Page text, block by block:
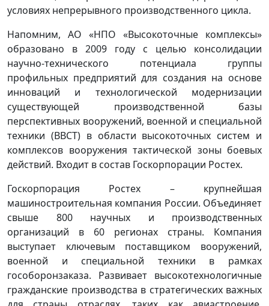
условиях непрерывного производственного цикла.
Напомним, АО «НПО «Высокоточные комплексы»
образовано в 2009 году с целью консолидации
научно-технического потенциала группы
профильных предприятий для создания на основе
инноваций и технологической модернизации
существующей производственной базы
перспективных вооружений, военной и специальной
техники (ВВСТ) в области высокоточных систем и
комплексов вооружения тактической зоны боевых
действий. Входит в состав Госкорпорации Ростех.
Госкорпорация Ростех – крупнейшая
машиностроительная компания России. Объединяет
свыше 800 научных и производственных
организаций в 60 регионах страны. Компания
выступает ключевым поставщиком вооружений,
военной и специальной техники в рамках
гособоронзаказа. Развивает высокотехнологичные
гражданские производства в стратегических важных